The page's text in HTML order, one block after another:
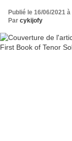
Publié le 16/06/2021
Par cykijofy